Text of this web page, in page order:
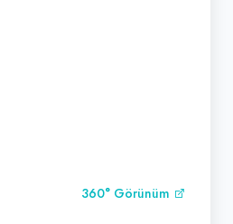
360° Görünüm